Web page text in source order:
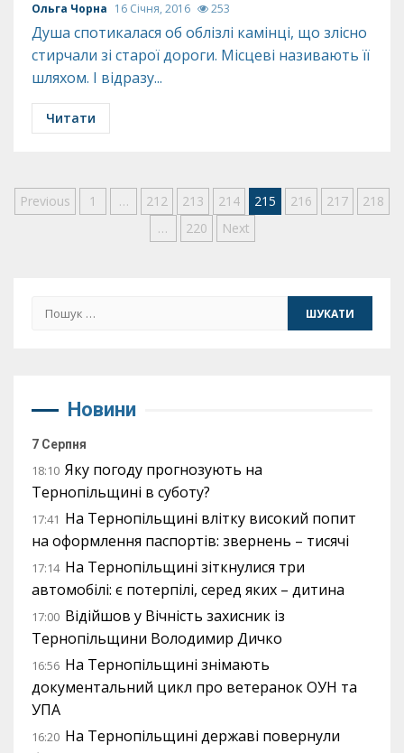
Ольга Чорна 16 Січня, 2016 253
Душа спотикалася об облізлі камінці, що злісно
стирчали зі старої дороги. Місцеві називають її
шляхом. І відразу...
Читати
Пагінація
Previous 1 … 212 213 214 215 216 217
218
…
220 Next
Пошук:
Новини
7 Серпня
18:10 Яку погоду прогнозують на
Тернопільщині в суботу?
17:41 На Тернопільщині влітку високий попит
на оформлення паспортів: звернень – тисячі
17:14 На Тернопільщині зіткнулися три
автомобілі: є потерпілі, серед яких – дитина
17:00 Відійшов у Вічність захисник із
Тернопільщини Володимир Дичко
16:56 На Тернопільщині знімають
документальний цикл про ветеранок ОУН та
УПА
16:20 На Тернопільщині державі повернули